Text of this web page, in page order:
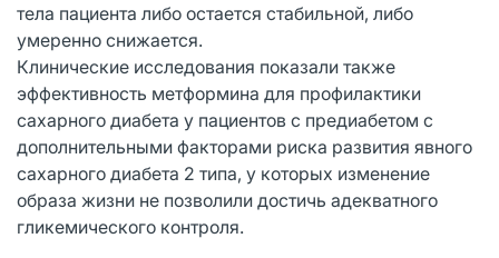
тела пациента либо остается стабильной, либо
умеренно снижается.
Клинические исследования показали также
эффективность метформина для профилактики
сахарного диабета у пациентов с предиабетом с
дополнительными факторами риска развития явного
сахарного диабета 2 типа, у которых изменение
образа жизни не позволили достичь адекватного
гликемического контроля.